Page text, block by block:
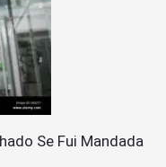
Se Fui Mandada